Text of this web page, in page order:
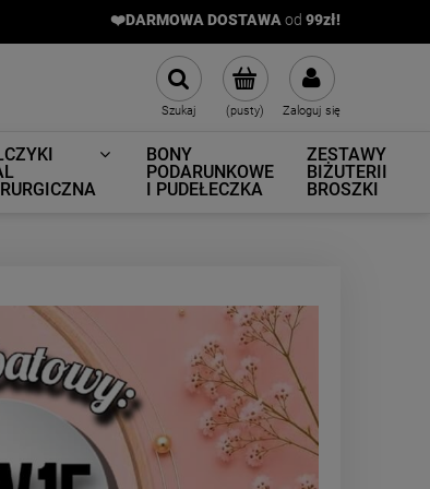
❤️DARMOWA DOSTAWA od 99zł!
(pusty) Zaloguj się
Szukaj
BONY
PODARUNKOWE
I PUDEŁECZKA
ZESTAWY
BIŻUTERII
BROSZKI